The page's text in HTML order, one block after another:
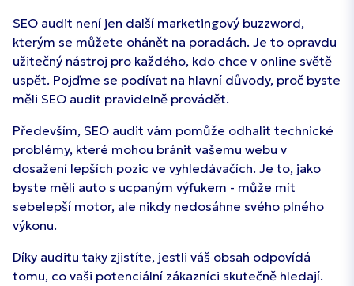
SEO audit není jen další marketingový buzzword,
kterým se můžete ohánět na poradách. Je to opravdu
užitečný nástroj pro každého, kdo chce v online světě
uspět. Pojďme se podívat na hlavní důvody, proč byste
měli SEO audit pravidelně provádět.
Především, SEO audit vám pomůže odhalit technické
problémy, které mohou bránit vašemu webu v
dosažení lepších pozic ve vyhledávačích. Je to, jako
byste měli auto s ucpaným výfukem - může mít
sebelepší motor, ale nikdy nedosáhne svého plného
výkonu.
Díky auditu taky zjistíte, jestli váš obsah odpovídá
tomu, co vaši potenciální zákazníci skutečně hledají.